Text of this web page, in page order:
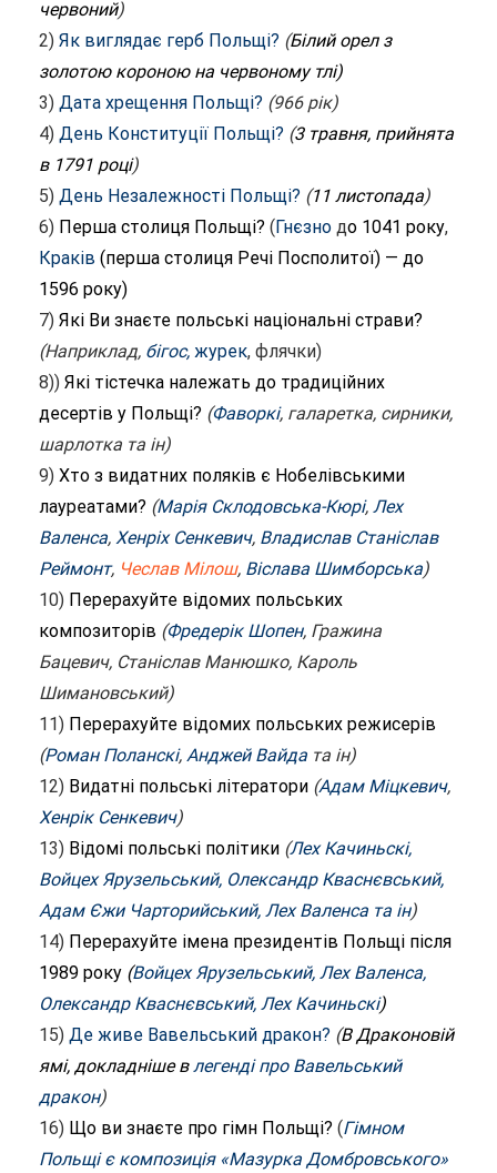
червоний)
2) Як виглядає герб Польщі? (Білий орел з
золотою короною на червоному тлі)
3) Дата хрещення Польщі? (966 рік)
4) День Конституції Польщі? (3 травня, прийнята
в 1791 році)
5) День Незалежності Польщі? (11 листопада)
6) Перша столиця Польщі? (Гнєзно до 1041 року,
Краків (перша столиця Речі Посполитої) — до
1596 року)
7) Які Ви знаєте польські національні страви?
(Наприклад, бігос, журек, флячки)
8)) Які тістечка належать до традиційних
десертів у Польщі? (Фаворкі, галаретка, сирники,
шарлотка та ін)
9) Хто з видатних поляків є Нобелівськими
лауреатами? (Марія Склодовська-Кюрі, Лех
Валенса, Хенріх Сенкевич, Владислав Станіслав
Реймонт, Чеслав Мілош, Віслава Шимборська)
10) Перерахуйте відомих польських
композиторів (Фредерік Шопен, Гражина
Бацевич, Станіслав Манюшко, Кароль
Шимановський)
11) Перерахуйте відомих польських режисерів
(Роман Поланскі, Анджей Вайда та ін)
12) Видатні польські літератори (Адам Міцкевич,
Хенрік Сенкевич)
13) Відомі польські політики (Лех Качиньскі,
Войцех Ярузельський, Олександр Кваснєвський,
Адам Єжи Чарторийський, Лех Валенса та ін)
14) Перерахуйте імена президентів Польщі після
1989 року (Войцех Ярузельський, Лех Валенса,
Олександр Кваснєвський, Лех Качиньскі)
15) Де живе Вавельський дракон? (В Драконовій
ямі, докладніше влегенді про Вавельський
дракон)
16) Що ви знаєте про гімн Польщі? (Гімном
Польщі є композиція «Мазурка Домбровського»